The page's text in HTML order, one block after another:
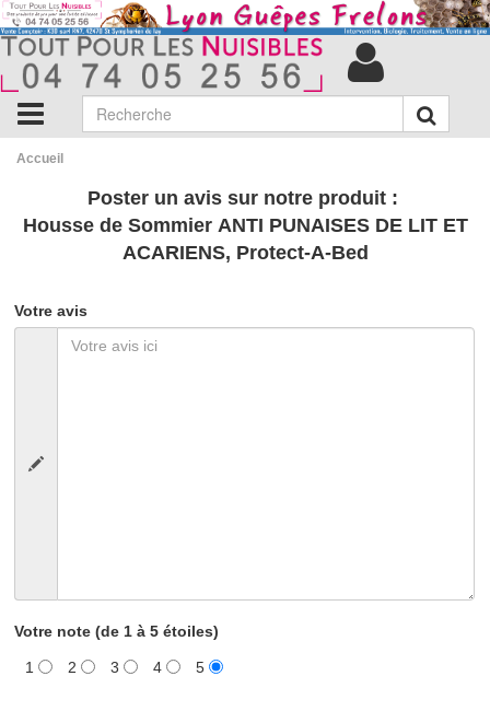
Accueil
Poster un avis sur notre produit :
Housse de Sommier ANTI PUNAISES DE LIT ET
ACARIENS, Protect-A-Bed
Votre avis
Votre note (de 1 à 5 étoiles)
1 2 3 4 5